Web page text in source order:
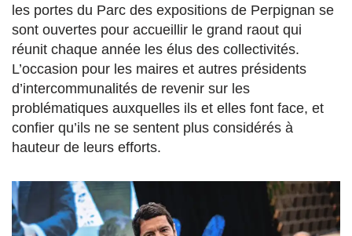
les portes du Parc des expositions de Perpignan se
sont ouvertes pour accueillir le grand raout qui
réunit chaque année les élus des collectivités.
L’occasion pour les maires et autres présidents
d’intercommunalités de revenir sur les
problématiques auxquelles ils et elles font face, et
confier qu’ils ne se sentent plus considérés à
hauteur de leurs efforts.